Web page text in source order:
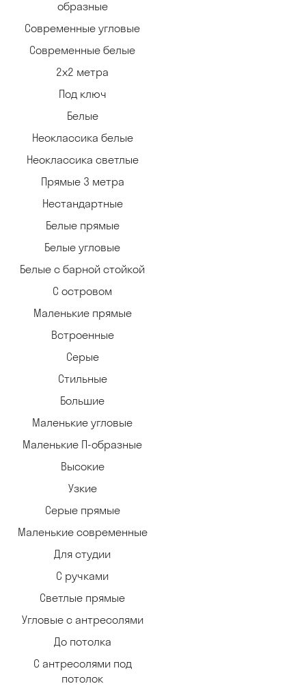
образные
Современные угловые
Современные белые
2х2 метра
Под ключ
Белые
Неоклассика белые
Неоклассика светлые
Прямые 3 метра
Нестандартные
Белые прямые
Белые угловые
Белые с барной стойкой
С островом
Маленькие прямые
Встроенные
Серые
Стильные
Большие
Маленькие угловые
Маленькие П-образные
Высокие
Узкие
Серые прямые
Маленькие современные
Для студии
С ручками
Светлые прямые
Угловые с антресолями
До потолка
С антресолями под
потолок